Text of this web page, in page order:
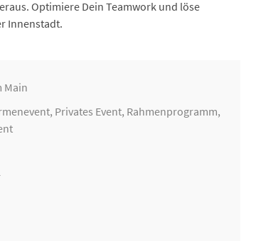
Optimiere Dein Teamwork und löse
Innenstadt.
Main
, Privates Event, Rahmenprogramm,